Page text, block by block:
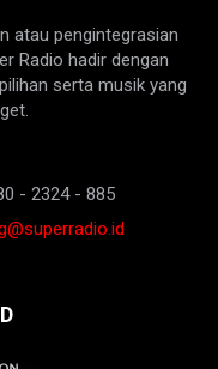
atau pengintegrasian
Radio hadir dengan
serta musik yang
- 2324 - 885